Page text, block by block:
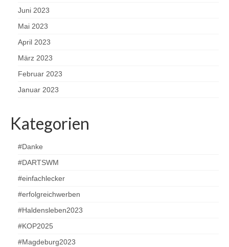
Juni 2023
Mai 2023
April 2023
März 2023
Februar 2023
Januar 2023
Kategorien
#Danke
#DARTSWM
#einfachlecker
#erfolgreichwerben
#Haldensleben2023
#KOP2025
#Magdeburg2023